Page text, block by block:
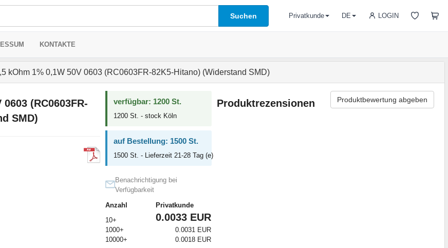
Suchen LOGIN
Privatkunde DE
KONTAKTE
kOhm 1% 0,1W 50V 0603 (RC0603FR-82K5-Hitano) (Widerstand SMD)
(RC0603FR-
SMD)
verfügbar: 1200 St.
1200 St. - stock Köln
auf Bestellung: 1500 St.
1500 St. - Lieferzeit 21-28 Tag (e)
Benachrichtigung bei
Verfügbarkeit
Anzahl
Privatkunde
10+
0.0033 EUR
1000+
0.0031 EUR
10000+
0.0018 EUR
Produktrezensionen Produktbewertung abgeben